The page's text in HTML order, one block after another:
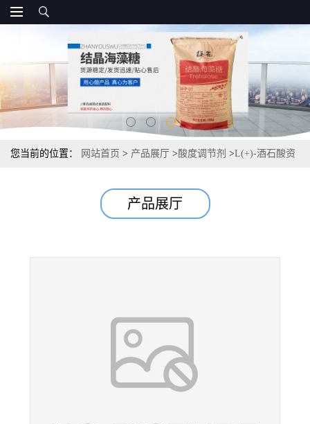
您当前的位置： 网站首页 > 产品展厅 >酸度调节剂 >L(+)-酒石酸资
产品展厅